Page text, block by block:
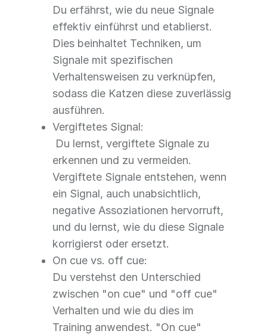
Du erfährst, wie du neue Signale
effektiv einführst und etablierst.
Dies beinhaltet Techniken, um
Signale mit spezifischen
Verhaltensweisen zu verknüpfen,
sodass die Katzen diese zuverlässig
ausführen.
Vergiftetes Signal:
Du lernst, vergiftete Signale zu
erkennen und zu vermeiden.
Vergiftete Signale entstehen, wenn
ein Signal, auch unabsichtlich,
negative Assoziationen hervorruft,
und du lernst, wie du diese Signale
korrigierst oder ersetzt.
On cue vs. off cue:
Du verstehst den Unterschied
zwischen "on cue" und "off cue"
Verhalten und wie du dies im
Training anwendest. "On cue"